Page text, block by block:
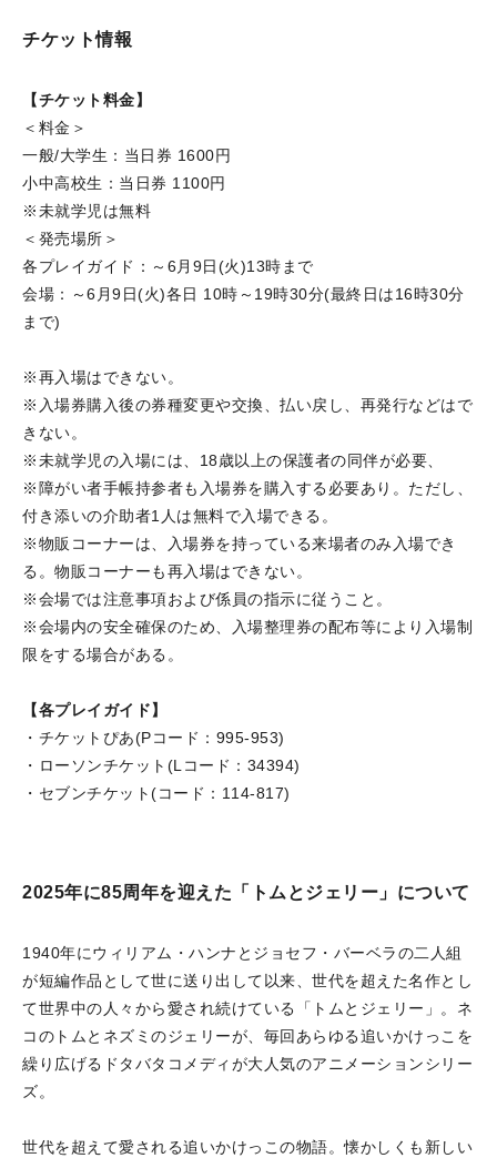
チケット情報
【チケット料金】
＜料金＞
一般/大学生：当日券 1600円
小中高校生：当日券 1100円
※未就学児は無料
＜発売場所＞
各プレイガイド：～6月9日(火)13時まで
会場：～6月9日(火)各日 10時～19時30分(最終日は16時30分
まで)
※再入場はできない。
※入場券購入後の券種変更や交換、払い戻し、再発行などはで
きない。
※未就学児の入場には、18歳以上の保護者の同伴が必要、
※障がい者手帳持参者も入場券を購入する必要あり。ただし、
付き添いの介助者1人は無料で入場できる。
※物販コーナーは、入場券を持っている来場者のみ入場でき
る。物販コーナーも再入場はできない。
※会場では注意事項および係員の指示に従うこと。
※会場内の安全確保のため、入場整理券の配布等により入場制
限をする場合がある。
【各プレイガイド】
・チケットぴあ(Pコード：995-953)
・ローソンチケット(Lコード：34394)
・セブンチケット(コード：114-817)
2025年に85周年を迎えた「トムとジェリー」について
1940年にウィリアム・ハンナとジョセフ・バーベラの二人組
が短編作品として世に送り出して以来、世代を超えた名作とし
て世界中の人々から愛され続けている「トムとジェリー」。ネ
コのトムとネズミのジェリーが、毎回あらゆる追いかけっこを
繰り広げるドタバタコメディが大人気のアニメーションシリー
ズ。
世代を超えて愛される追いかけっこの物語。懐かしくも新しい